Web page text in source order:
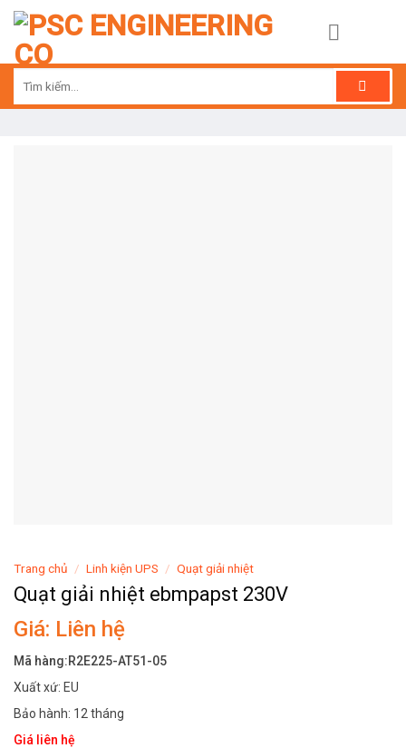
Skip
content
kiếm:
Trang chủ / Linh kiện UPS / Quạt giải nhiệt
Quạt giải nhiệt ebmpapst 230V
Giá: Liên hệ
Mã hàng:R2E225-AT51-05
Xuất xứ: EU
Bảo hành: 12 tháng
Giá liên hệ